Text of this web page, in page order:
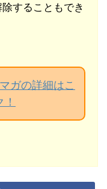
することもでき
ガの詳細はこ